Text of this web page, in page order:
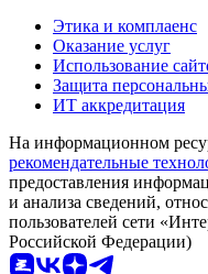
Этика и комплаенс
Оказание услуг
Использование
Защита
ИТ аккредитация
На информационном
рекомендательные
предоставления
и анализа сведений,
пользователей сети
Российской Федерации)